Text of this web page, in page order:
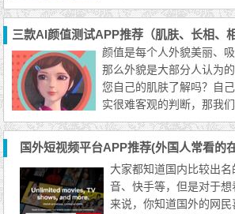
多，轻量服务器是不是特
颜值是每个人外貌美丽、
那么外貌是大部分人认为
您自己的肌肤了解吗？自
实很难客观的判断，那我
P来测试自己的颜值。不过
国外短视频平台APP推荐(外国人常看的
大家都知道国内比较出
音、快手等，但是对于
来说，你知道国外的网